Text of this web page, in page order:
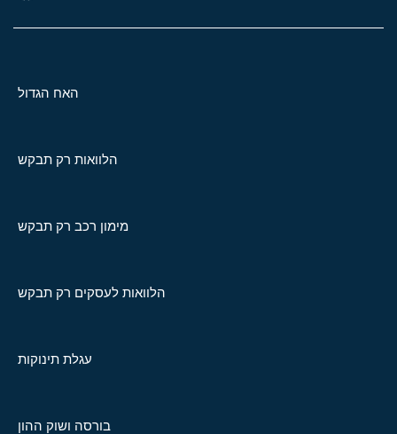
האח הגדול
הלוואות רק תבקש
מימון רכב רק תבקש
הלוואות לעסקים רק תבקש
עגלת תינוקות
בורסה ושוק ההון